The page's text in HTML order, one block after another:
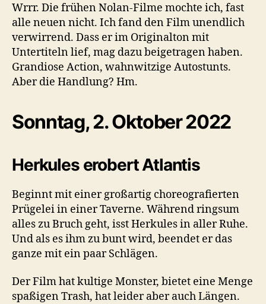
Wrrr. Die frühen Nolan-Filme mochte ich, fast
alle neuen nicht. Ich fand den Film unendlich
verwirrend. Dass er im Originalton mit
Untertiteln lief, mag dazu beigetragen haben.
Grandiose Action, wahnwitzige Autostunts.
Aber die Handlung? Hm.
Sonntag, 2. Oktober 2022
Herkules erobert Atlantis
Beginnt mit einer großartig choreografierten
Prügelei in einer Taverne. Während ringsum
alles zu Bruch geht, isst Herkules in aller Ruhe.
Und als es ihm zu bunt wird, beendet er das
ganze mit ein paar Schlägen.
Der Film hat kultige Monster, bietet eine Menge
spaßigen Trash, hat leider aber auch Längen.